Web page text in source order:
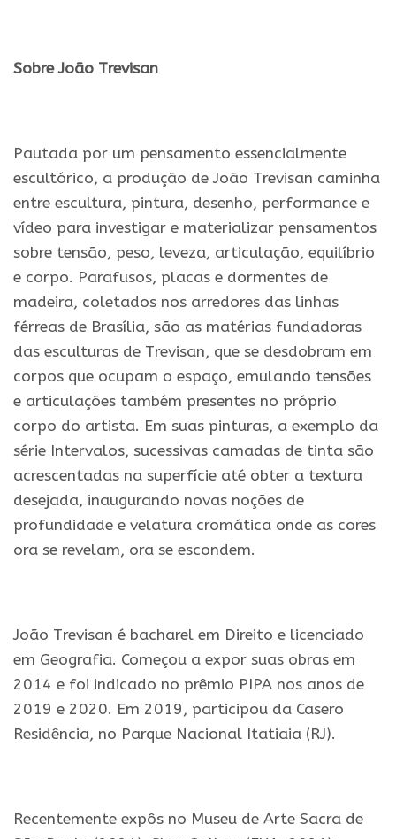
Sobre João Trevisan
Pautada por um pensamento essencialmente
escultórico, a produção de João Trevisan caminha
entre escultura, pintura, desenho, performance e
vídeo para investigar e materializar pensamentos
sobre tensão, peso, leveza, articulação, equilíbrio
e corpo. Parafusos, placas e dormentes de
madeira, coletados nos arredores das linhas
férreas de Brasília, são as matérias fundadoras
das esculturas de Trevisan, que se desdobram em
corpos que ocupam o espaço, emulando tensões
e articulações também presentes no próprio
corpo do artista. Em suas pinturas, a exemplo da
série Intervalos, sucessivas camadas de tinta são
acrescentadas na superfície até obter a textura
desejada, inaugurando novas noções de
profundidade e velatura cromática onde as cores
ora se revelam, ora se escondem.
João Trevisan é bacharel em Direito e licenciado
em Geografia. Começou a expor suas obras em
2014 e foi indicado no prêmio PIPA nos anos de
2019 e 2020. Em 2019, participou da Casero
Residência, no Parque Nacional Itatiaia (RJ).
Recentemente expôs no Museu de Arte Sacra de